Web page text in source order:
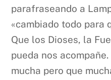
parafraseando a
«cambiado todo para
Que los Dioses, la
pueda nos
mucha pero que